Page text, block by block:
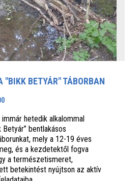
"BIKK BETYÁR" TÁBORBAN
hetedik alkalommal
bentlakásos
mely a 12-19 éves
és a kezdetektől fogva
a természetismeret,
betekintést nyújtson az aktív